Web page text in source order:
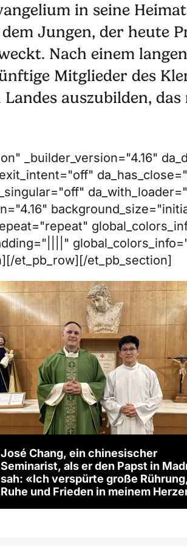
in seine
Jungen, der heute
Nach einem
Mitglieder des
auszubilden,
_builder_version="4.16"
et_pb_row][/et_pb_section]
José Chang, ein chinesischer
Seminarist, als er den Papst in
sah: «Ich verspürte große
Ruhe und Frieden in meinem